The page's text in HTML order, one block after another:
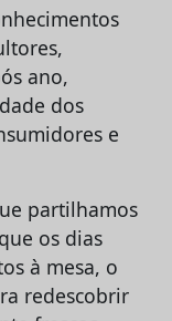
ano,
dos
e
partilhamos
os dias
à mesa, o
redescobrir